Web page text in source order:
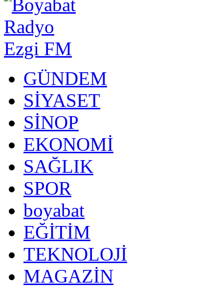
GÜNDEM
SİYASET
SİNOP
EKONOMİ
SAĞLIK
SPOR
boyabat
EĞİTİM
TEKNOLOJİ
MAGAZİN